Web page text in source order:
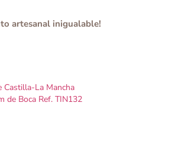
artesanal inigualable!
La Mancha
de Boca Ref. TIN132